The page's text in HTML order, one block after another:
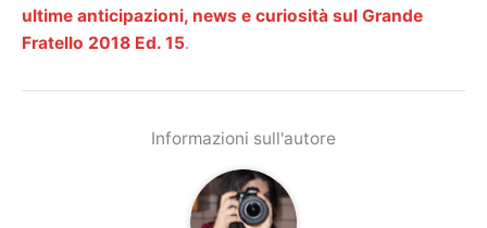
ultime anticipazioni, news e curiosità sul Grande
Fratello 2018 Ed. 15.
Informazioni sull'autore